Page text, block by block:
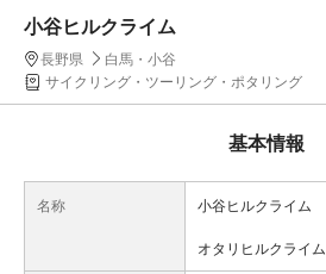
小谷ヒルクライム
長野県
白馬・小谷
サイクリング・ツーリング・ポタリング
基本情報
名称 小谷ヒルクライム
オタリヒルクライム